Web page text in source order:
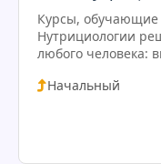
Курсы, обучающие
Нутрициологии
любого человека:
создание фигуры
Начальный